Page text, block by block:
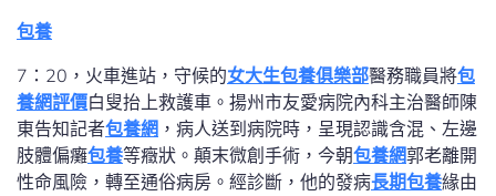
包養
7：20，火車進站，守候的女大生包養俱樂部醫務職員將包
養網評價白叟抬上救護車。揚州市友愛病院內科主治醫師陳
東告知記者包養網 ，病人送到病院時，呈現認識含混、左邊
肢體偏癱包養等癥狀。顛末微創手術，今朝包養網郭老離開
性命風險，轉至通俗病房。經診斷，他的發病長期包養緣由